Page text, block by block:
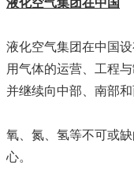
液化空气集团在中国
用气体的运营、工程
并继续向中部、南部和
氧、氮、氢等不可或
心。